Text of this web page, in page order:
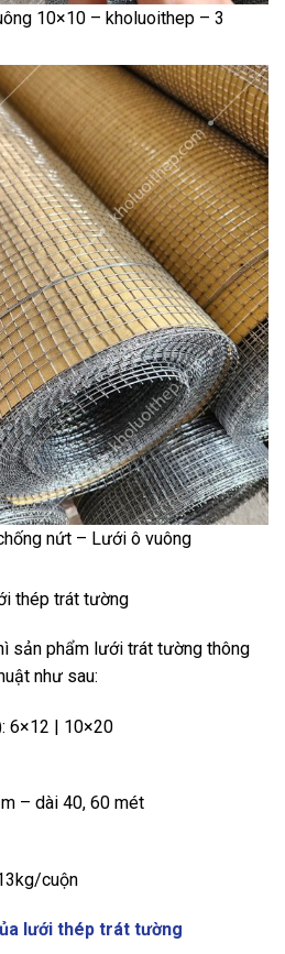
10×10 – kholuoithep – 3
nứt – Lưới ô vuông
thép trát tường
sản phẩm lưới trát tường thông
như sau:
6×12 | 10×20
– dài 40, 60 mét
cuộn
lưới thép trát tường